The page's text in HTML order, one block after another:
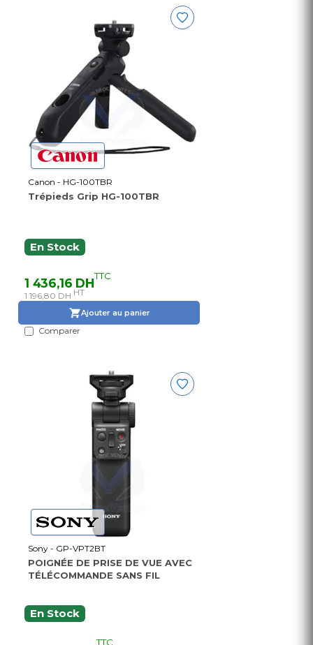
Canon - HG-100TBR
Trépieds Grip HG-100TBR
En Stock
1 436,16 DHTTC
1 196,80 DH HT
Ajouter au panier
Comparer
Sony - GP-VPT2BT
POIGNÉE DE PRISE DE VUE AVEC
TÉLÉCOMMANDE SANS FIL
En Stock
TTC